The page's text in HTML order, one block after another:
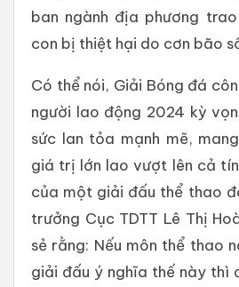
ban ngành địa phương
con bị thiệt hại do cơn bão
Có thể nói, Giải Bóng đá
người lao động 2024 kỳ
sức lan tỏa mạnh mẽ,
giá trị lớn lao vượt lên cả
của một giải đấu thể thao
trưởng Cục TDTT Lê Thị
sẻ rằng: Nếu môn thể thao
giải đấu ý nghĩa thế này thì